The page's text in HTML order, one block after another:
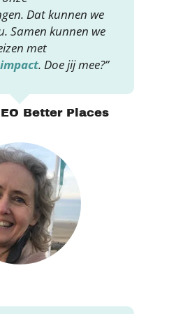
Dat kunnen we
Samen kunnen we
met
. Doe jij mee?”
Better Places